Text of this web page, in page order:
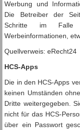
Werbung und
Die Betreiber der
Schritte im Falle
Werbeinformationen,
Quellverweis: eRecht24
HCS-Apps
Die in den HCS-Apps
keinen Umständen
Dritte weitergegeben.
nicht für das HCS-
über ein Passwort